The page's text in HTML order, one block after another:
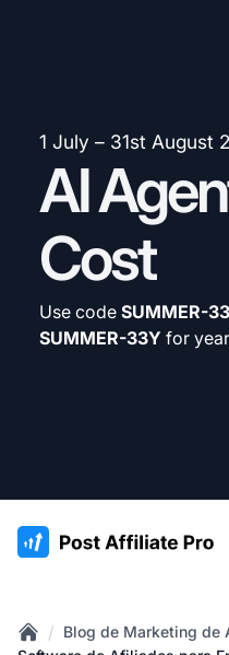
1 July – 31st August
AI
Cost
Use code SUMMER-
SUMMER-33Y for
:site.title
/ Blog de Marketing de